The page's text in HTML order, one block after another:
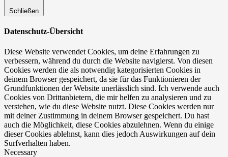
Schließen
Datenschutz-Übersicht
Diese Website verwendet Cookies, um deine Erfahrungen zu
verbessern, während du durch die Website navigierst. Von diesen
Cookies werden die als notwendig kategorisierten Cookies in
deinem Browser gespeichert, da sie für das Funktionieren der
Grundfunktionen der Website unerlässlich sind. Ich verwende auch
Cookies von Drittanbietern, die mir helfen zu analysieren und zu
verstehen, wie du diese Website nutzt. Diese Cookies werden nur
mit deiner Zustimmung in deinem Browser gespeichert. Du hast
auch die Möglichkeit, diese Cookies abzulehnen. Wenn du einige
dieser Cookies ablehnst, kann dies jedoch Auswirkungen auf dein
Surfverhalten haben.
Necessary